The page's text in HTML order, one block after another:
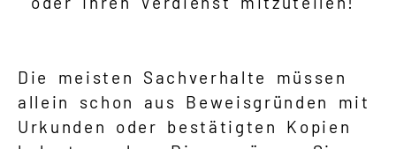
Die meisten Sachverhalte müssen
allein schon aus Beweisgründen mit
Urkunden oder bestätigten Kopien